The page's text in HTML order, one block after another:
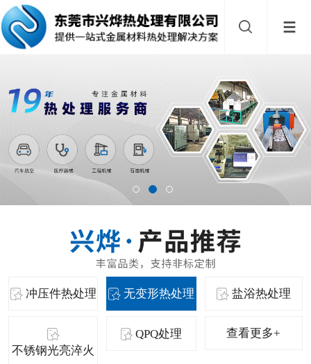
冲压件热处理 无变形热处理 盐浴热处理
不锈钢光亮淬火
QPQ处理 查看更多+